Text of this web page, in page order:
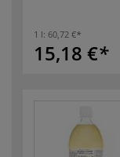
1 l: 60,72 €
15,18 €